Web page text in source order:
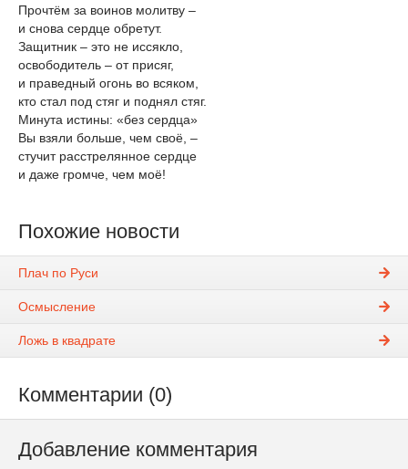
Прочтём за воинов молитву –
и снова сердце обретут.
Защитник – это не иссякло,
освободитель – от присяг,
и праведный огонь во всяком,
кто стал под стяг и поднял стяг.
Минута истины: «без сердца»
Вы взяли больше, чем своё, –
стучит расстрелянное сердце
и даже громче, чем моё!
Похожие новости
Плач по Руси
Осмысление
Ложь в квадрате
Комментарии (0)
Добавление комментария